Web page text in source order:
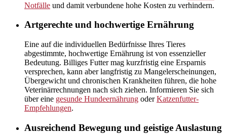
Notfälle und damit verbundene hohe Kosten zu verhindern.
Artgerechte und hochwertige Ernährung
Eine auf die individuellen Bedürfnisse Ihres Tieres
abgestimmte, hochwertige Ernährung ist von essenzieller
Bedeutung. Billiges Futter mag kurzfristig eine Ersparnis
versprechen, kann aber langfristig zu Mangelerscheinungen,
Übergewicht und chronischen Krankheiten führen, die hohe
Veterinärrechnungen nach sich ziehen. Informieren Sie sich
über eine gesunde Hundeernährung oderKatzenfutter-
Empfehlungen.
Ausreichend Bewegung und geistige Auslastung